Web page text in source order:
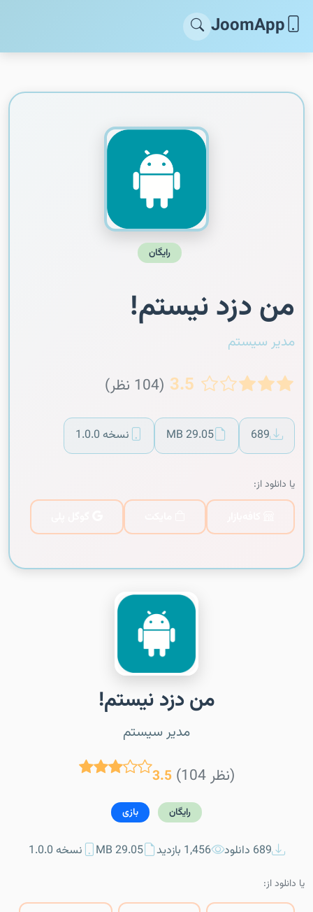
JoomApp
رایگان
من دزد نیستم!
مدیر سیستم
3.5 (104 نظر)
689
29.05 MB نسخه 1.0.0
یا دانلود از:
من دزد نیستم!
مدیر سیستم
3.5 (104 نظر)
رایگان بازی
689 دانلود 1,456 بازدید 29.05 MB نسخه 1.0.0
یا دانلود از: